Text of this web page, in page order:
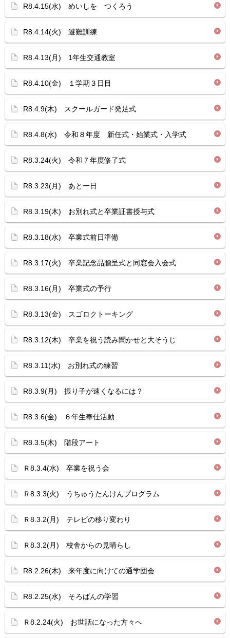
R8.4.15(水) めいしを つくろう
R8.4.14(火) 避難訓練
R8.4.13(月) 1年生交通教室
R8.4.10(金) １学期３日目
R8.4.9(木) スクールガード発足式
R8.4.8(水) 令和８年度 新任式・始業式・入学式
R8.3.24(火) 令和７年度修了式
R8.3.23(月) あと一日
R8.3.19(木) お別れ式と卒業証書授与式
R8.3.18(水) 卒業式前日準備
R8.3.17(火) 卒業記念品贈呈式と同窓会入会式
R8.3.16(月) 卒業式の予行
R8.3.13(金) スゴロクトーキング
R8.3.12(木) 卒業を祝う読み聞かせと大そうじ
R8.3.11(水) お別れ式の練習
R8.3.9(月) 振り子が速くなるには？
R8.3.6(金) ６年生奉仕活動
R8.3.5(木) 階段アート
Ｒ8.3.4(水) 卒業を祝う会
Ｒ8.3.3(火) うちゅうたんけんプログラム
Ｒ8.3.2(月) テレビの移り変わり
Ｒ8.3.2(月) 校舎からの見晴らし
R8.2.26(木) 来年度に向けての通学団会
R8.2.25(水) そろばんの学習
Ｒ8.2.24(火) お世話になった方々へ